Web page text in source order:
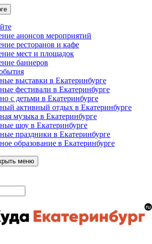
анонсов мероприятий
ресторанов и кафе
мест и площадок
баннеров
выставки в Екатеринбурге
фестивали в Екатеринбурге
с детьми в Екатеринбурге
активный отдых в Екатеринбурге
музыка в Екатеринбурге
шоу в Екатеринбурге
праздники в Екатеринбурге
образование в Екатеринбурге
меню